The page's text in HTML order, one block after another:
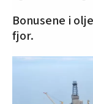
Bonusene i
fjor.